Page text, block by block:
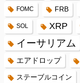
FOMC FRB
SOL XRP
イーサリアム
エアドロップ
ステーブルコイン